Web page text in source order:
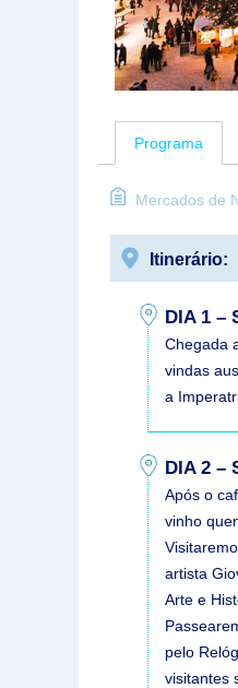
Programa
Mercados de
Itinerário:
DIA 1 –
Chegada
vindas
a
DIA 2 –
Após o
vinho
artista
Arte e
pelo
visitantes